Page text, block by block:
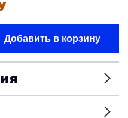
Добавить в корзину